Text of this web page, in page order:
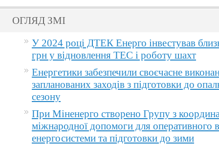
ОГЛЯД ЗМІ
У 2024 році ДТЕК Енерго інвестував
грн у відновлення ТЕС і роботу шахт
Енергетики забезпечили своєчасне
запланованих заходів з підготовки до
сезону
При Міненерго створено Групу з
міжнародної допомоги для оперативного
енергосистеми та підготовки до зими